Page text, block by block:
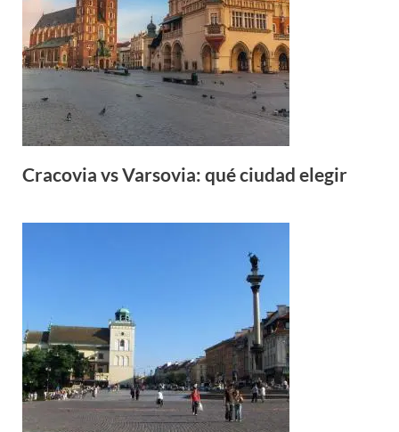
Cracovia vs Varsovia: qué ciudad elegir